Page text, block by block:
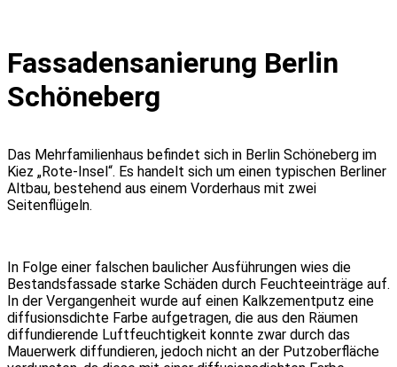
Fassadensanierung Berlin
Schöneberg
Das Mehrfamilienhaus befindet sich in Berlin Schöneberg im
Kiez „Rote-Insel“. Es handelt sich um einen typischen Berliner
Altbau, bestehend aus einem Vorderhaus mit zwei
Seitenflügeln.
In Folge einer falschen baulicher Ausführungen wies die
Bestandsfassade starke Schäden durch Feuchteeinträge auf.
In der Vergangenheit wurde auf einen Kalkzementputz eine
diffusionsdichte Farbe aufgetragen, die aus den Räumen
diffundierende Luftfeuchtigkeit konnte zwar durch das
Mauerwerk diffundieren, jedoch nicht an der Putzoberfläche